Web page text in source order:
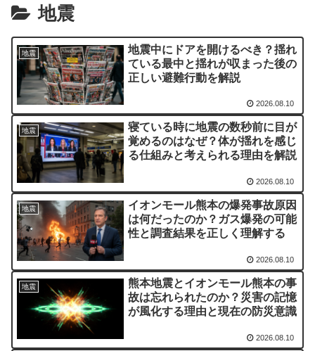
地震
地震
地震中にドアを開けるべき？揺れ
ている最中と揺れが収まった後の
正しい避難行動を解説
2026.08.10
地震
寝ている時に地震の数秒前に目が
覚めるのはなぜ？体が揺れを感じ
る仕組みと考えられる理由を解説
2026.08.10
地震
イオンモール熊本の爆発事故原因
は何だったのか？ガス爆発の可能
性と調査結果を正しく理解する
2026.08.10
地震
熊本地震とイオンモール熊本の事
故は忘れられたのか？災害の記憶
が風化する理由と現在の防災意識
2026.08.10